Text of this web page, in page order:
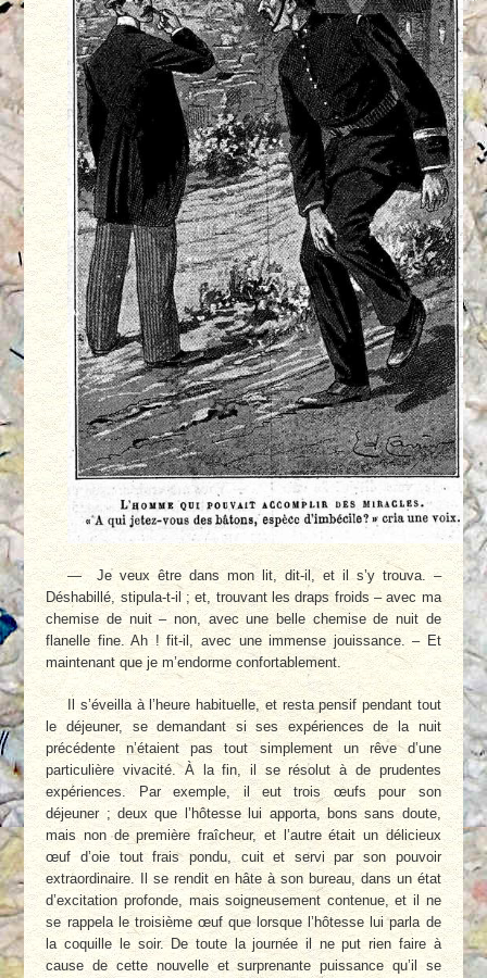
— Je veux être dans mon lit, dit-il, et il s’y trouva. –
Déshabillé, stipula-t-il ; et, trouvant les draps froids – avec ma
chemise de nuit – non, avec une belle chemise de nuit de
flanelle fine. Ah ! fit-il, avec une immense jouissance. – Et
maintenant que je m’endorme conforta­blement.
Il s’éveilla à l’heure habituelle, et resta pensif pendant tout
le déjeuner, se demandant si ses expériences de la nuit
précédente n’étaient pas tout simplement un rêve d’une
particulière vivacité. À la fin, il se résolut à de prudentes
expériences. Par exemple, il eut trois œufs pour son
déjeuner ; deux que l’hô­tesse lui apporta, bons sans doute,
mais non de première fraîcheur, et l’autre était un déli­cieux
œuf d’oie tout frais pondu, cuit et servi par son pouvoir
extraordinaire. Il se rendit en hâte à son bureau, dans un état
d’excitation profonde, mais soigneusement contenue, et il ne
se rappela le troisième œuf que lorsque l’hôtesse lui parla de
la coquille le soir. De toute la journée il ne put rien faire à
cause de cette nouvelle et surprenante puissance qu’il se